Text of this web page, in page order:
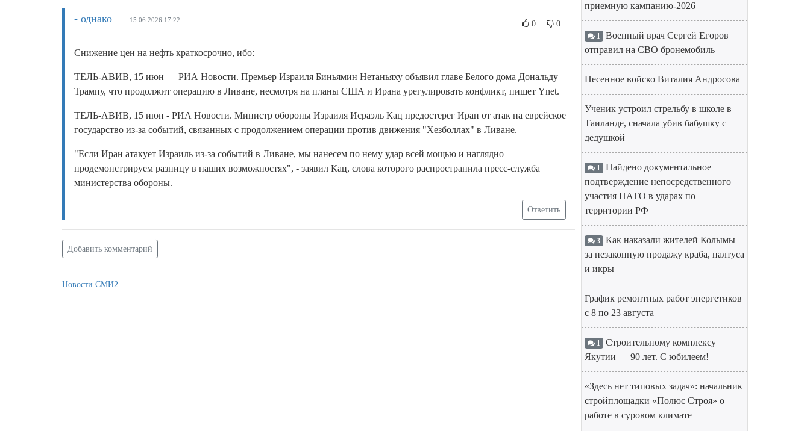
- однако 15.06.2026 17:22 0 0
Снижение цен на нефть краткосрочно, ибо:
ТЕЛЬ-АВИВ, 15 июн — РИА Новости. Премьер Израиля Биньямин Нетаньяху объявил главе Белого дома Дональду
Трампу, что продолжит операцию в Ливане, несмотря на планы США и Ирана урегулировать конфликт, пишет Ynet.
ТЕЛЬ-АВИВ, 15 июн - РИА Новости. Министр обороны Израиля Исраэль Кац предостерег Иран от атак на еврейское
государство из-за событий, связанных с продолжением операции против движения "Хезболлах" в Ливане.
"Если Иран атакует Израиль из-за событий в Ливане, мы нанесем по нему удар всей мощью и наглядно
продемонстрируем разницу в наших возможностях", - заявил Кац, слова которого распространила пресс-служба
министерства обороны.
Ответить
Добавить комментарий
Новости СМИ2
приемную кампанию-2026
1 Военный врач Сергей Егоров
отправил на СВО бронемобиль
Песенное войско Виталия Андросова
Ученик устроил стрельбу в школе в
Таиланде, сначала убив бабушку с
дедушкой
1 Найдено документальное
подтверждение непосредственного
участия НАТО в ударах по
территории РФ
3 Как наказали жителей Колымы
за незаконную продажу краба, палтуса
и икры
График ремонтных работ энергетиков
с 8 по 23 августа
1 Строительному комплексу
Якутии — 90 лет. С юбилеем!
«Здесь нет типовых задач»: начальник
стройплощадки «Полюс Строя» о
работе в суровом климате